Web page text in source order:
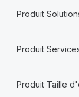
Produit
Produit
Produit Taille